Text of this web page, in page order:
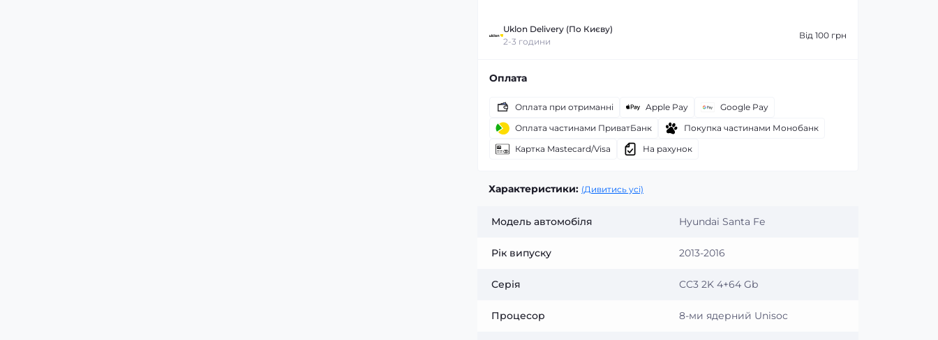
Uklon Delivery (По Києву)
2-3 години
Від 100 грн
Оплата
Оплата при отриманні Apple Pay
Google Pay
Оплата частинами ПриватБанк
Покупка частинами Монобанк
Картка Mastecard/Visa
На рахунок
Характеристики: (Дивитись усі)
Модель автомобіля Hyundai Santa Fe
Рік випуску 2013-2016
Серія CC3 2K 4+64 Gb
Процесор 8-ми ядерний Unisoc